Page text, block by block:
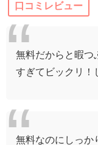
口コミレビュー
無料だからと暇つ
すぎてビックリ！
無料なのにしっか